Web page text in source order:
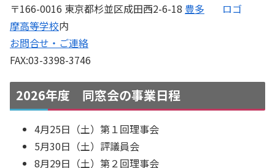
〒166-0016 東京都杉並区成田西2-6-18 豊多
摩高等学校内
お問合せ・ご連絡
FAX:03-3398-3746
2026年度 同窓会の事業日程
4月25日（土）第１回理事会
5月30日（土）評議員会
8月29日（土）第２回理事会